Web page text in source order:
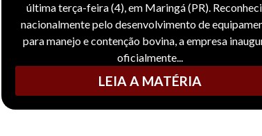
última terça-feira (4), em Maringá (PR).
nacionalmente pelo desenvolvimento de
para manejo e contenção bovina, a empresa
oficialmente...
LEIA A MATÉRIA